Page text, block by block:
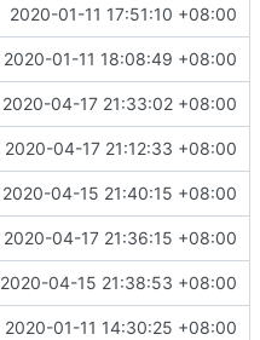
2020-01-11 17:51:10 +08:00
2020-01-11 18:08:49 +08:00
2020-04-17 21:33:02 +08:00
2020-04-17 21:12:33 +08:00
2020-04-15 21:40:15 +08:00
2020-04-17 21:36:15 +08:00
2020-04-15 21:38:53 +08:00
2020-01-11 14:30:25 +08:00